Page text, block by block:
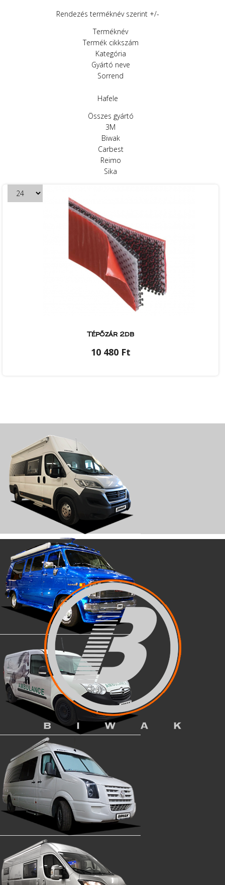
Rendezés terméknév szerint +/-
Terméknév
Termék cikkszám
Kategória
Gyártó neve
Sorrend
Hafele
Összes gyártó
3M
Biwak
Carbest
Reimo
Sika
Tépőzár 2db
10 480 Ft